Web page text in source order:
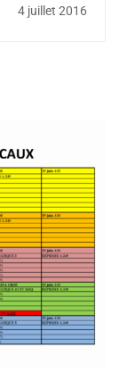
ministérielles
4 juillet 2016